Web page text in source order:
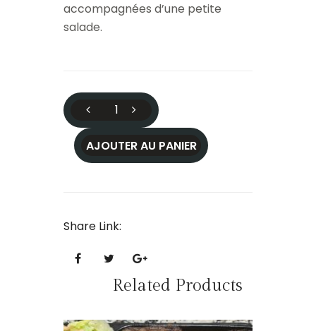
accompagnées d’une petite
salade.
AJOUTER AU PANIER
Share Link:
Related Products